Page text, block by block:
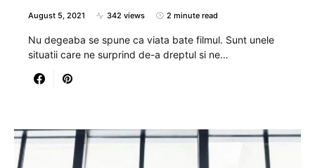
August 5, 2021 342 views 2 minute read
Nu degeaba se spune ca viata bate filmul. Sunt unele
situatii care ne surprind de-a dreptul si ne…